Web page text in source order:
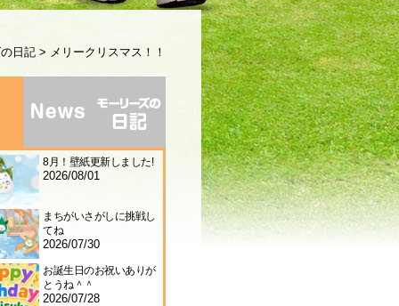
日記 > メリークリスマス！！
8月！壁紙更新しました!
2026/08/01
まちがいさがしに挑戦し
てね
2026/07/30
お誕生日のお祝いありが
とうね＾＾
2026/07/28